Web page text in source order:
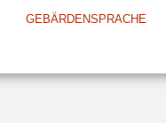
GEBÄRDENSPRACHE